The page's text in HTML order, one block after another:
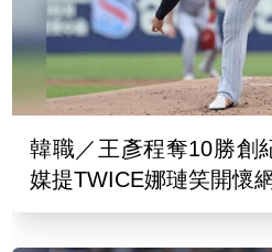
韓職／王彥程奪10勝創
媒提TWICE娜璉笑開懷